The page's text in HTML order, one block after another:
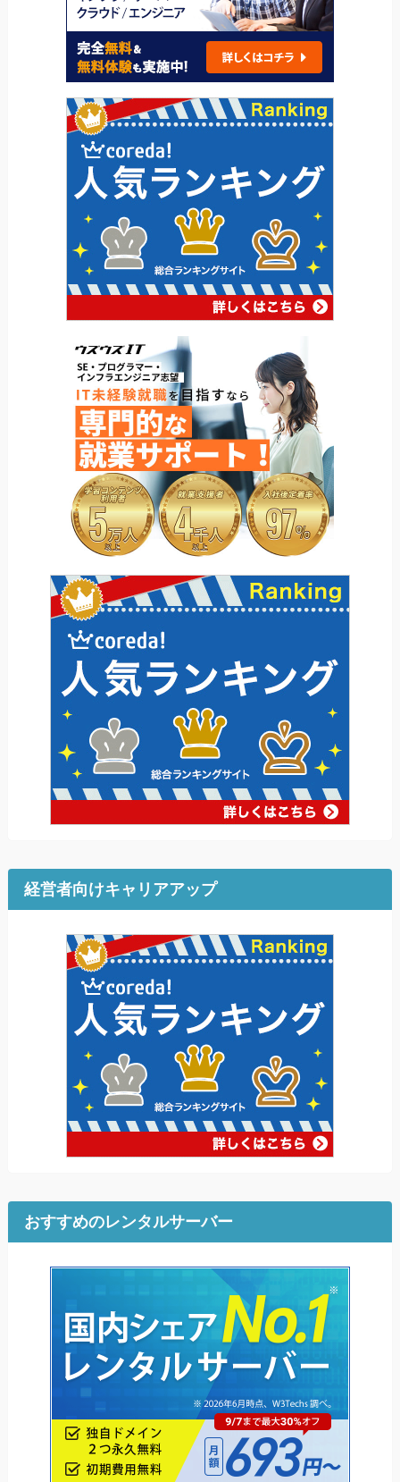
経営者向けキャリアアップ
おすすめのレンタルサーバー